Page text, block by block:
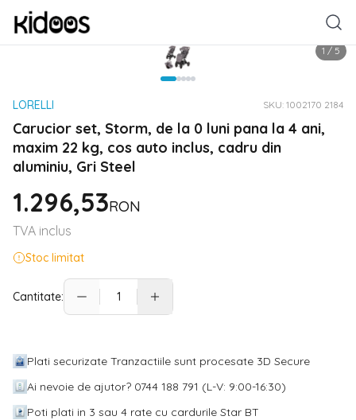
1 / 5
LORELLI SKU: 1002170 2184
Carucior set, Storm, de la 0 luni pana la 4 ani,
maxim 22 kg, cos auto inclus, cadru din
aluminiu, Gri Steel
1.296,53RON
TVA inclus
Stoc limitat
Cantitate:
Plati securizate Tranzactiile sunt procesate 3D Secure
Ai nevoie de ajutor? 0744 188 791 (L-V: 9:00-16:30)
Poti plati in 3 sau 4 rate cu cardurile Star BT